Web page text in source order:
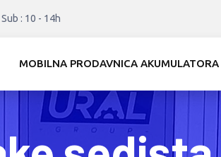
: 10 - 14h
MOBILNA PRODAVNICA AKUMULATORA